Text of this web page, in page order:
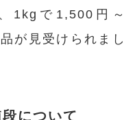
1kgで1,500円～
が見受けられまし
について